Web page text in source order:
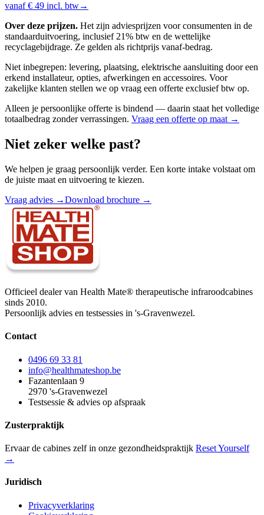
vanaf€ 49 incl. btw→
Over deze prijzen. Het zijn adviesprijzen voor consumenten in de
standaarduitvoering, inclusief 21% btw en de wettelijke
recyclagebijdrage. Ze gelden als richtprijs vanaf-bedrag.
Niet inbegrepen: levering, plaatsing, elektrische aansluiting door een
erkend installateur, opties, afwerkingen en accessoires. Voor
zakelijke klanten stellen we op vraag een offerte exclusief btw op.
Alleen je persoonlijke offerte is bindend — daarin staat het volledige
totaalbedrag zonder verrassingen. Vraag een offerte op maat →
Niet zeker welke past?
We helpen je graag persoonlijk verder. Een korte intake volstaat om
de juiste maat en uitvoering te kiezen.
Vraag advies →Download brochure →
Officieel dealer van Health Mate® therapeutische infraroodcabines
sinds 2010.
Persoonlijk advies en testsessies in 's-Gravenwezel.
Contact
0496 69 33 81
info@healthmateshop.be
Fazantenlaan 9
2970 's-Gravenwezel
Testsessie & advies op afspraak
Zusterpraktijk
Ervaar de cabines zelf in onze gezondheidspraktijk Reset Yourself
→
Juridisch
Privacyverklaring